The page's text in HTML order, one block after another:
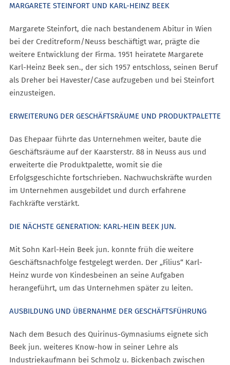
MARGARETE STEINFORT UND KARL-HEINZ BEEK
Margarete Steinfort, die nach bestandenem Abitur in Wien
bei der Creditreform/Neuss beschäftigt war, prägte die
weitere Entwicklung der Firma. 1951 heiratete Margarete
Karl-Heinz Beek sen., der sich 1957 entschloss, seinen Beruf
als Dreher bei Havester/Case aufzugeben und bei Steinfort
einzusteigen.
ERWEITERUNG DER GESCHÄFTSRÄUME UND PRODUKTPALETTE
Das Ehepaar führte das Unternehmen weiter, baute die
Geschäftsräume auf der Kaarsterstr. 88 in Neuss aus und
erweiterte die Produktpalette, womit sie die
Erfolgsgeschichte fortschrieben. Nachwuchskräfte wurden
im Unternehmen ausgebildet und durch erfahrene
Fachkräfte verstärkt.
DIE NÄCHSTE GENERATION: KARL-HEIN BEEK JUN.
Mit Sohn Karl-Hein Beek jun. konnte früh die weitere
Geschäftsnachfolge festgelegt werden. Der „Filius“ Karl-
Heinz wurde von Kindesbeinen an seine Aufgaben
herangeführt, um das Unternehmen später zu leiten.
AUSBILDUNG UND ÜBERNAHME DER GESCHÄFTSFÜHRUNG
Nach dem Besuch des Quirinus-Gymnasiums eignete sich
Beek jun. weiteres Know-how in seiner Lehre als
Industriekaufmann bei Schmolz u. Bickenbach zwischen